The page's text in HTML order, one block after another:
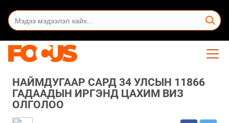
НАЙМДУГААР САРД 34 УЛСЫН 11866
ГАДААДЫН ИРГЭНД ЦАХИМ ВИЗ
ОЛГОЛОО